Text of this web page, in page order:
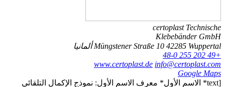
certoplast Technische
Klebebänder GmbH
Müngstener Straße 10 42285 Wuppertal
ألمانيا
+49 202 255 48-0
www.certoplast.de info@certoplast.com
Google Maps
[text* الاسم الأول* معرف الاسم الأول: نموذج الإكمال التلقائي